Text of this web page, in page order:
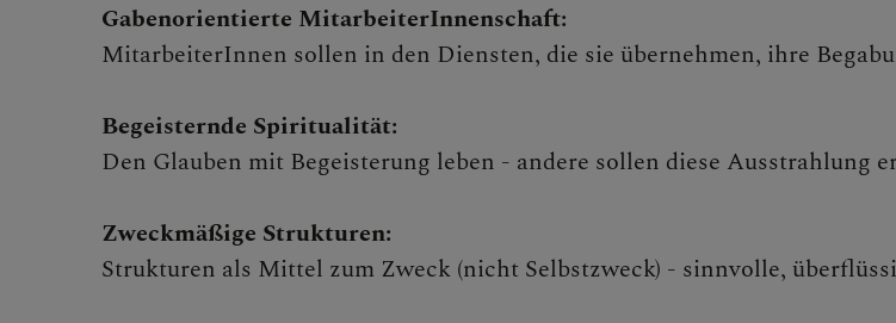
Gabenorientierte MitarbeiterInnenschaft:
MitarbeiterInnen sollen in den Diensten, die sie übernehmen, ihre
Begeisternde Spiritualität:
Den Glauben mit Begeisterung leben - andere sollen diese Ausstrahlung
Zweckmäßige Strukturen:
Strukturen als Mittel zum Zweck (nicht Selbstzweck) - sinnvolle,